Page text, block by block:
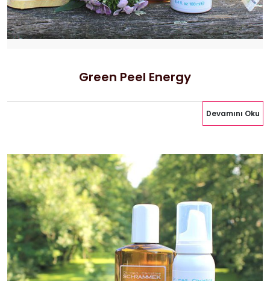
Green Peel Energy
Devamını Oku